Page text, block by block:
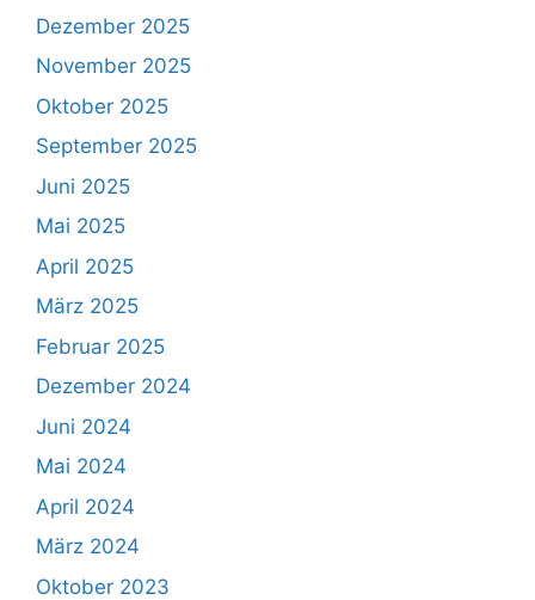
Dezember 2025
November 2025
Oktober 2025
September 2025
Juni 2025
Mai 2025
April 2025
März 2025
Februar 2025
Dezember 2024
Juni 2024
Mai 2024
April 2024
März 2024
Oktober 2023